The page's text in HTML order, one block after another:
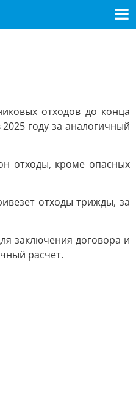
отходов до конца
году за аналогичный
отходы, кроме опасных
отходы трижды, за
заключения договора и
расчет.